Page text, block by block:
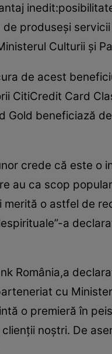
produseşi
Culturii şi
de acest
CitiCredit Card
Gold beneficiază
crede că este o
au ca scop
o astfel de
a
România,a
cu
o premieră în
noştri. De